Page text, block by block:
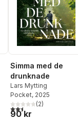
antal röster:
Simma med de
drunknade
Lars Mytting
Pocket, 2025
2,5utav 5 stjärnor.
(2)
90 kr